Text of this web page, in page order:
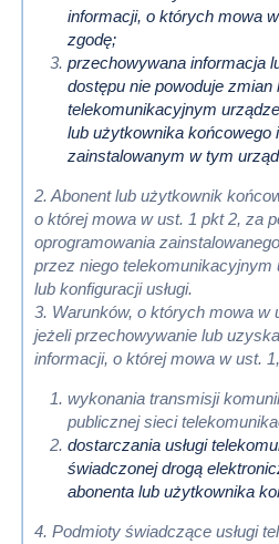
informacji, o których mowa
zgodę;
przechowywana informacja
dostępu nie powoduje
telekomunikacyjnym
lub użytkownika końcowego
zainstalowanym w tym
2. Abonent lub użytkownik
o której mowa w ust. 1 pkt 2, za
oprogramowania
przez niego telekomunikacyjnym
lub konfiguracji usługi.
3. Warunków, o których mowa w
jeżeli przechowywanie lub
informacji, o której mowa w ust.
wykonania transmisji
publicznej sieci
dostarczania usługi
świadczonej drogą
abonenta lub użytkownika
4. Podmioty świadczące usługi